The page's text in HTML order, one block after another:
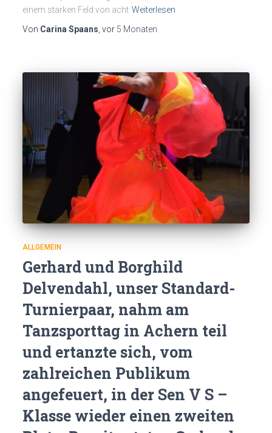
einem starken Feld von acht Weiterlesen
Von Carina Spaans, vor 5 Monaten
ALLGEMEIN
Gerhard und Borghild
Delvendahl, unser Standard-
Turnierpaar, nahm am
Tanzsporttag in Achern teil
und ertanzte sich, vom
zahlreichen Publikum
angefeuert, in der Sen V S –
Klasse wieder einen zweiten